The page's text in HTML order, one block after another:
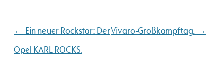
Beitragsnavigation
← Ein neuer Rockstar: Der
Opel KARL ROCKS.
Vivaro-Großkampftag. →